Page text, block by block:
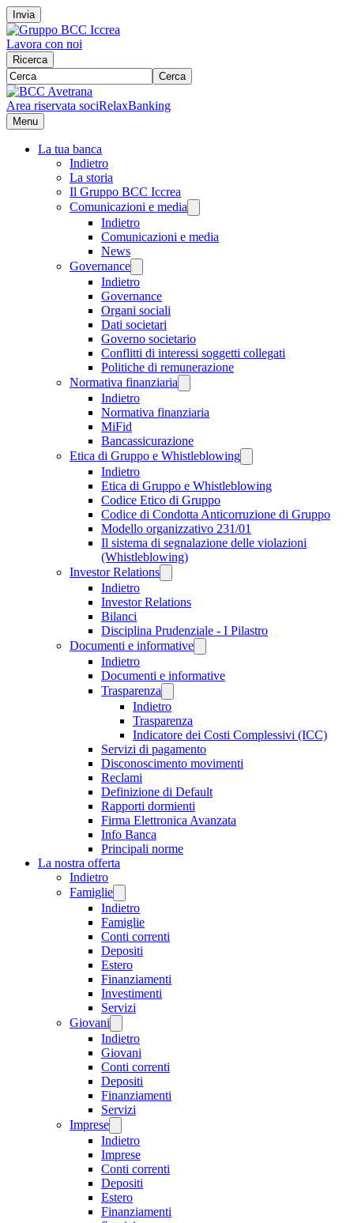
Invia
Lavora con noi
Ricerca
Cerca
Area riservata sociRelaxBanking
Menu
La tua banca
Indietro
La storia
Il Gruppo BCC Iccrea
Comunicazioni e media
Indietro
Comunicazioni e media
News
Governance
Indietro
Governance
Organi sociali
Dati societari
Governo societario
Conflitti di interessi soggetti collegati
Politiche di remunerazione
Normativa finanziaria
Indietro
Normativa finanziaria
MiFid
Bancassicurazione
Etica di Gruppo e Whistleblowing
Indietro
Etica di Gruppo e Whistleblowing
Codice Etico di Gruppo
Codice di Condotta Anticorruzione di Gruppo
Modello organizzativo 231/01
Il sistema di segnalazione delle violazioni
(Whistleblowing)
Investor Relations
Indietro
Investor Relations
Bilanci
Disciplina Prudenziale - I Pilastro
Documenti e informative
Indietro
Documenti e informative
Trasparenza
Indietro
Trasparenza
Indicatore dei Costi Complessivi (ICC)
Servizi di pagamento
Disconoscimento movimenti
Reclami
Definizione di Default
Rapporti dormienti
Firma Elettronica Avanzata
Info Banca
Principali norme
La nostra offerta
Indietro
Famiglie
Indietro
Famiglie
Conti correnti
Depositi
Estero
Finanziamenti
Investimenti
Servizi
Giovani
Indietro
Giovani
Conti correnti
Depositi
Finanziamenti
Servizi
Imprese
Indietro
Imprese
Conti correnti
Depositi
Estero
Finanziamenti